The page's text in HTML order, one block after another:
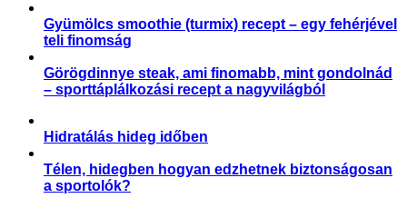
Gyümölcs smoothie (turmix) recept – egy fehérjével
teli finomság
Görögdinnye steak, ami finomabb, mint gondolnád
– sporttáplálkozási recept a nagyvilágból
Hidratálás hideg időben
Télen, hidegben hogyan edzhetnek biztonságosan
a sportolók?